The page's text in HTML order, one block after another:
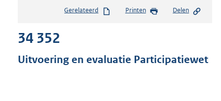
s
d
Gerelateerd Printen Delen
34 352
Uitvoering en evaluatie Participatiewet